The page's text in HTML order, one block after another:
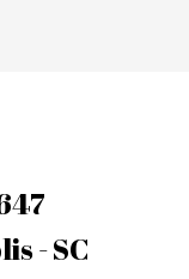
- SC